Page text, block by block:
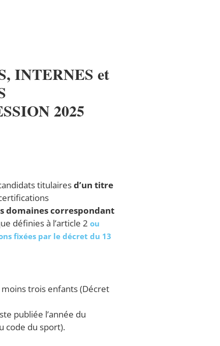
INTERNES et
2025
titulairesd’un titre
domaines correspondant
définies à l’article 2 ou
fixées par le décret du 13
trois enfants (Décret
publiée l’année du
code du sport).